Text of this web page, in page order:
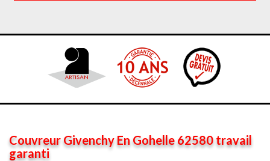
Couvreur Givenchy En Gohelle 62580 travail
garanti